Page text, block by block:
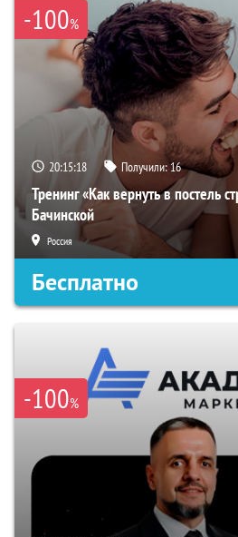
-100%
20:15:18 Получили:16
Тренинг «Как вернуть в постель
Бачинской
Россия
Бесплатно
-100%